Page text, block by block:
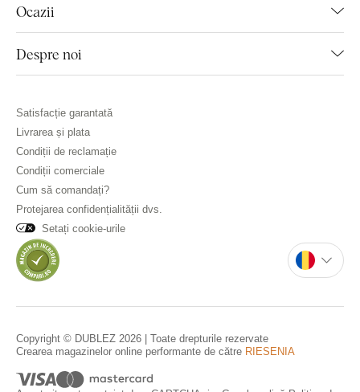
Ocazii
Despre noi
Satisfacție garantată
Livrarea și plata
Condiții de reclamație
Condiții comerciale
Cum să comandați?
Protejarea confidențialității dvs.
Setați cookie-urile
Copyright © DUBLEZ 2026 | Toate drepturile rezervate
Crearea magazinelor online performante de către RIESENIA